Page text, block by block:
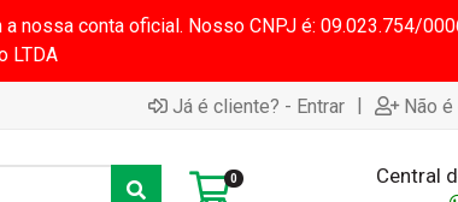
nossa conta oficial. Nosso CNPJ é: 09.023.754/
LTDA
Já é cliente? - Entrar | Não
0 Central